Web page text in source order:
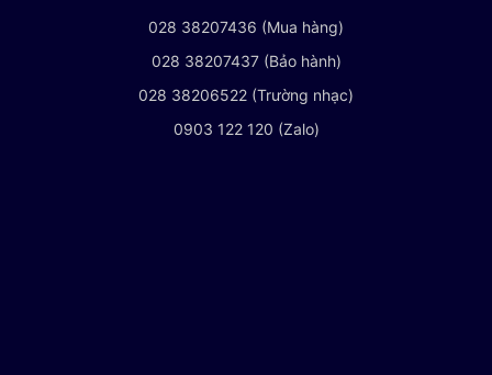
028 38207436 (Mua hàng)
028 38207437 (Bảo hành)
028 38206522 (Trường nhạc)
0903 122 120 (Zalo)